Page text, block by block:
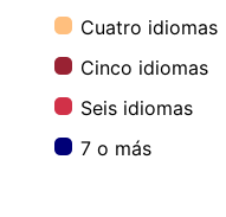
Cuatro idiomas
Cinco idiomas
Seis idiomas
7 o más